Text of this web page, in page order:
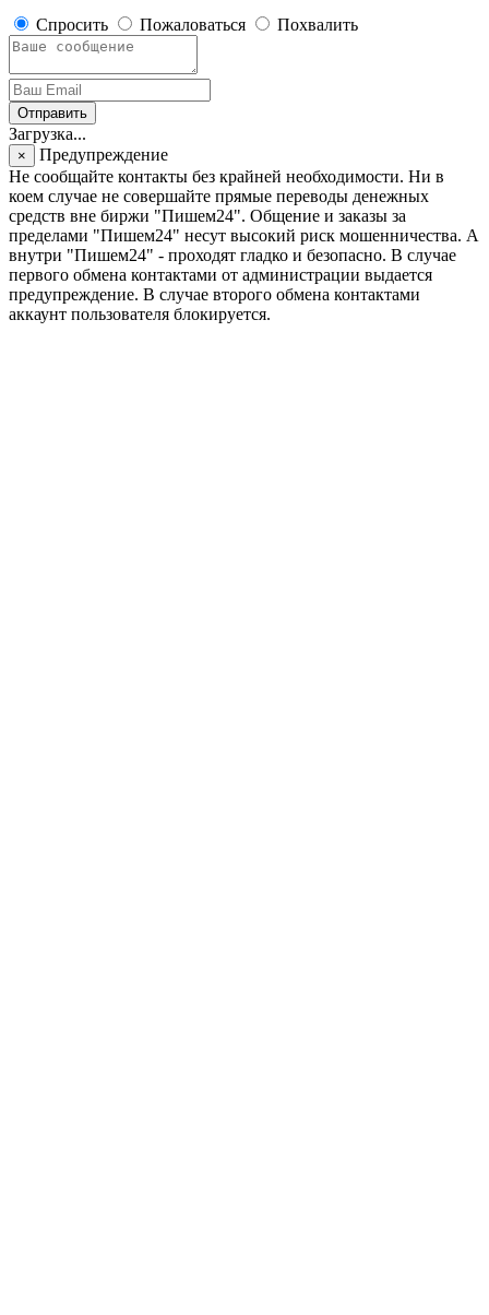
Спросить Пожаловаться Похвалить
Отправить
Загрузка...
×
Предупреждение
Не сообщайте контакты без крайней необходимости. Ни в
коем случае не совершайте прямые переводы денежных
средств вне биржи "Пишем24". Общение и заказы за
пределами "Пишем24" несут высокий риск мошенничества. А
внутри "Пишем24" - проходят гладко и безопасно. В случае
первого обмена контактами от администрации выдается
предупреждение. В случае второго обмена контактами
аккаунт пользователя блокируется.